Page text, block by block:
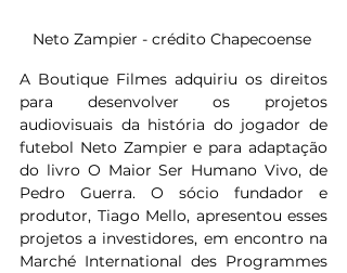
Neto Zampier - crédito Chapecoense
A Boutique Filmes adquiriu os direitos
para desenvolver os projetos
audiovisuais da história do jogador de
futebol Neto Zampier e para adaptação
do livro O Maior Ser Humano Vivo, de
Pedro Guerra. O sócio fundador e
produtor, Tiago Mello, apresentou esses
projetos a investidores, em encontro na
Marché International des Programmes